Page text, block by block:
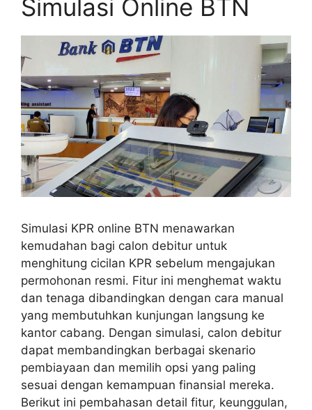
Simulasi Online BTN
Simulasi KPR online BTN menawarkan
kemudahan bagi calon debitur untuk
menghitung cicilan KPR sebelum mengajukan
permohonan resmi. Fitur ini menghemat waktu
dan tenaga dibandingkan dengan cara manual
yang membutuhkan kunjungan langsung ke
kantor cabang. Dengan simulasi, calon debitur
dapat membandingkan berbagai skenario
pembiayaan dan memilih opsi yang paling
sesuai dengan kemampuan finansial mereka.
Berikut ini pembahasan detail fitur, keunggulan,